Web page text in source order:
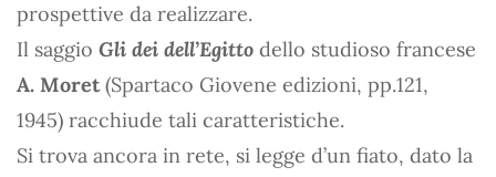
prospettive da realizzare.
Il saggio Gli dei dell’Egitto dello studioso francese
A. Moret(Spartaco Giovene edizioni, pp.121,
1945) racchiude tali caratteristiche.
Si trova ancora in rete, si legge d’un fiato, dato la